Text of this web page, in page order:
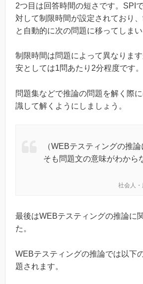
2つ目は回答時間の短さです。SPI
対して制限時間が設定されており
と自動的に次の問題に移ってしまい
制限時間は問題によって異なりま
安としては1問あたり2分程度です。
問題集などで推論の問題を解く際
識して解くようにしましょう。
（WEBテスティングの推
そも問題文の意味がわから
社会人
最後はWEBテスティングの推論に
た。
WEBテスティングの推論では以下
題されます。